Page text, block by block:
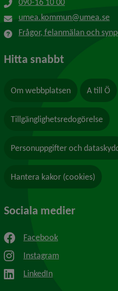
umea.kommun@umea.se
Frågor, felanmälan och
Hitta snabbt
Om webbplatsen A till Ö
Tillgänglighetsredogörelse
Personuppgifter och
Hantera kakor (cookies)
Sociala medier
Facebook
Instagram
LinkedIn